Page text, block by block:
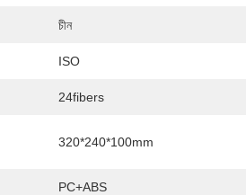
চীন
ISO
24fibers
320*240*100mm
PC+ABS